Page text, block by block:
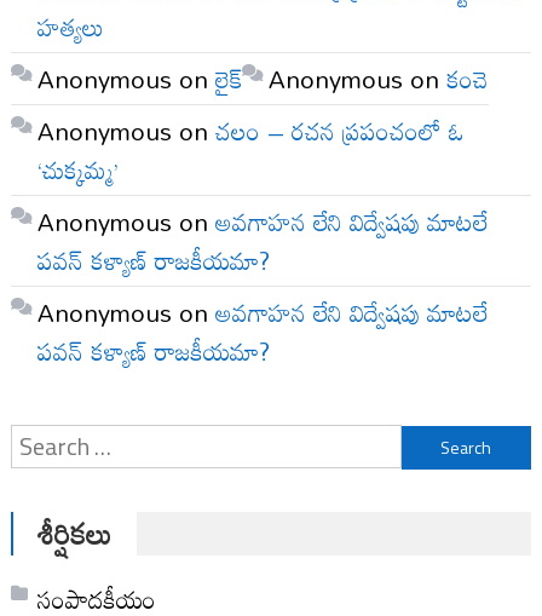
హత్యలు
Anonymous onలైక్ Anonymous onకంచె
Anonymous onచలం – రచన ప్రపంచంలో ఓ
‘చుక్కమ్మ’
Anonymous onఅవగాహన లేని విద్వేషపు మాటలే
పవన్ కళ్యాణ్ రాజకీయమా?
Anonymous onఅవగాహన లేని విద్వేషపు మాటలే
పవన్ కళ్యాణ్ రాజకీయమా?
Search
for:
శీర్షికలు
సంపాదకీయం